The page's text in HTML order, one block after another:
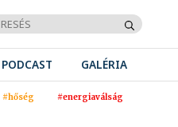
PODCAST GALÉRIA
#hőség #energiaválság